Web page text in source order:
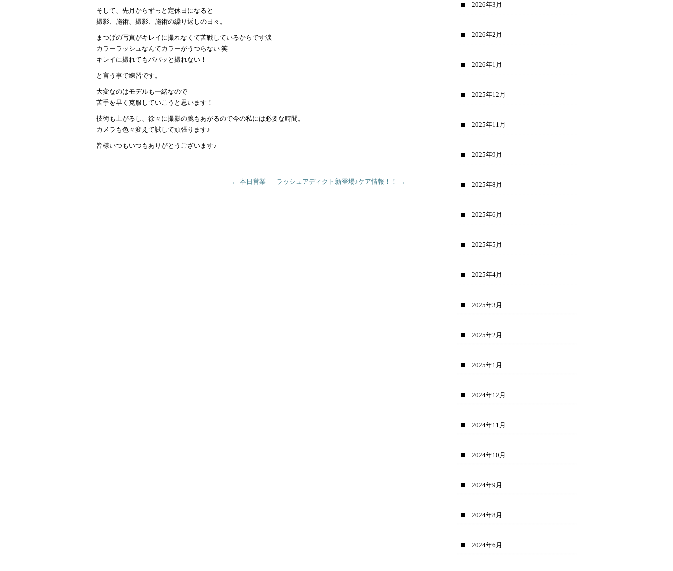
そして、先月からずっと定休日になると
撮影、施術、撮影、施術の繰り返しの日々。
まつげの写真がキレイに撮れなくて苦戦しているからです涙
カラーラッシュなんてカラーがうつらない 笑
キレイに撮れてもパパッと撮れない！
と言う事で練習です。
大変なのはモデルも一緒なので
苦手を早く克服していこうと思います！
技術も上がるし、徐々に撮影の腕もあがるので今の私には必要な時間。
カメラも色々変えて試して頑張ります♪
皆様いつもいつもありがとうございます♪
← 本日営業 ラッシュアディクト新登場♪ケア情報！！ →
2026年3月
2026年2月
2026年1月
2025年12月
2025年11月
2025年9月
2025年8月
2025年6月
2025年5月
2025年4月
2025年3月
2025年2月
2025年1月
2024年12月
2024年11月
2024年10月
2024年9月
2024年8月
2024年6月